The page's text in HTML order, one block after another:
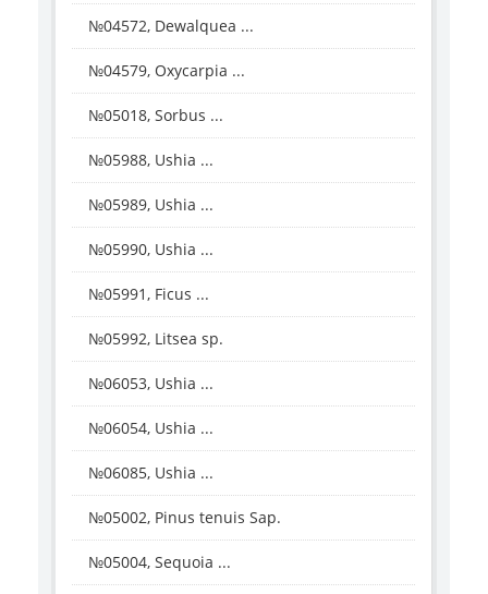
№04572, Dewalquea ...
№04579, Oxycarpia ...
№05018, Sorbus ...
№05988, Ushia ...
№05989, Ushia ...
№05990, Ushia ...
№05991, Ficus ...
№05992, Litsea sp.
№06053, Ushia ...
№06054, Ushia ...
№06085, Ushia ...
№05002, Pinus tenuis Sap.
№05004, Sequoia ...